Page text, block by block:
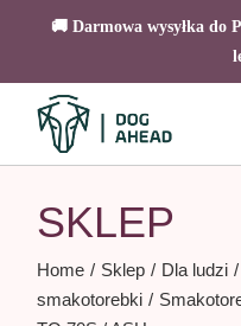
🚚 Darmowa wysyłka do
content
SKLEP
Home Sklep Dla ludzi
smakotorebki